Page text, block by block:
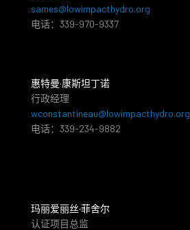
sames@lowimpacthydro.org
电话：339-970-9337
惠特曼·康斯坦丁诺
行政经理
wconstantineau@lowimpacthydro.org
电话：339-234-9882
玛丽爱丽丝·菲舍尔
认证项目总监